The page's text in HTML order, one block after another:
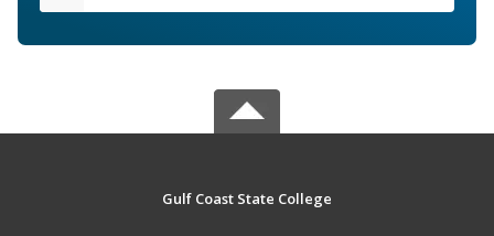
Gulf Coast State College